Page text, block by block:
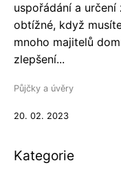
uspořádání a
obtížné, když
mnoho majitelů
zlepšení...
Půjčky a úvěry
20. 02. 2023
Kategorie